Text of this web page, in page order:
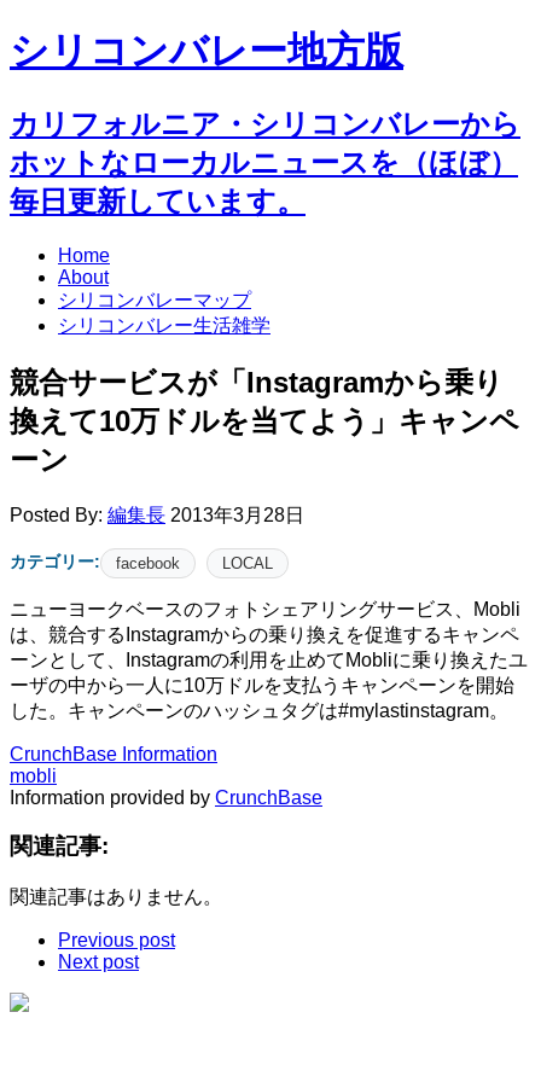
シリコンバレー地方版
カリフォルニア・シリコンバレーから
ホットなローカルニュースを（ほぼ）
毎日更新しています。
Home
About
シリコンバレーマップ
シリコンバレー生活雑学
競合サービスが「Instagramから乗り
換えて10万ドルを当てよう」キャンペ
ーン
Posted By: 編集長 2013年3月28日
カテゴリー: facebook LOCAL
ニューヨークベースのフォトシェアリングサービス、Mobli
は、競合するInstagramからの乗り換えを促進するキャンペ
ーンとして、Instagramの利用を止めてMobliに乗り換えたユ
ーザの中から一人に10万ドルを支払うキャンペーンを開始
した。キャンペーンのハッシュタグは#mylastinstagram。
CrunchBase Information
mobli
Information provided by CrunchBase
関連記事:
関連記事はありません。
Previous post
Next post